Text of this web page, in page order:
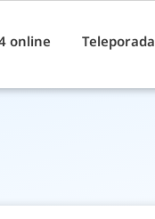
online Teleporada